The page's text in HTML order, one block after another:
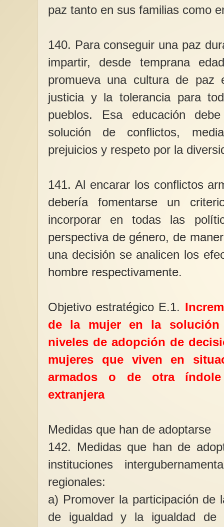
paz tanto en sus familias como
140. Para conseguir una paz
impartir, desde temprana
promueva una cultura de paz
justicia y la tolerancia para
pueblos. Esa educación
solución de conflictos,
prejuicios y respeto por la
141. Al encarar los conflictos
debería fomentarse un
incorporar en todas las
perspectiva de género, de
una decisión se analicen los
hombre respectivamente.
Objetivo estratégico E.1.
de la mujer en la
niveles de adopción de
mujeres que viven en
armados o de otra
extranjera
Medidas que han de adoptarse
142. Medidas que han de
instituciones
regionales:
a) Promover la participación de
de igualdad y la igualdad de